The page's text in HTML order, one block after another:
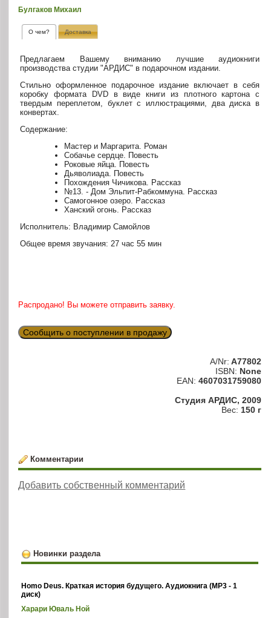
Булгаков Михаил
О чем? Доставка
Предлагаем Вашему вниманию лучшие аудиокниги
производства студии "АРДИС" в подарочном издании.
Стильно оформленное подарочное издание включает в себя
коробку формата DVD в виде книги из плотного картона с
твердым переплетом, буклет с иллюстрациями, два диска в
конвертах.
Содержание:
Мастер и Маргарита. Роман
Собачье сердце. Повесть
Роковые яйца. Повесть
Дьяволиада. Повесть
Похождения Чичикова. Рассказ
№13. - Дом Эльпит-Рабкоммуна. Рассказ
Самогонное озеро. Рассказ
Ханский огонь. Рассказ
Исполнитель: Владимир Самойлов
Общее время звучания: 27 час 55 мин
Распродано! Вы можете отправить заявку.
Сообщить о поступлении в продажу
A/Nr: A77802
ISBN: None
EAN: 4607031759080
Студия АРДИС, 2009
Вес: 150 г
Комментарии
Добавить собственный комментарий
Новинки раздела
Homo Deus. Краткая история будущего. Аудиокнига (MP3 - 1
диск)
Харари Юваль Ной